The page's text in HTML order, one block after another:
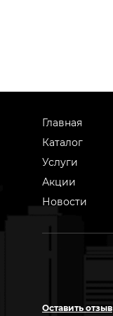
Главная
Каталог
Услуги
Акции
Новости
Оставить отзыв